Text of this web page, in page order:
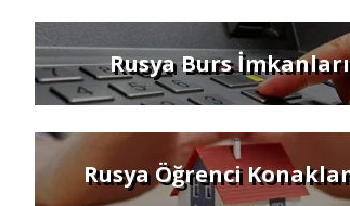
Rusya Burs İmkanları
Rusya Öğrenci